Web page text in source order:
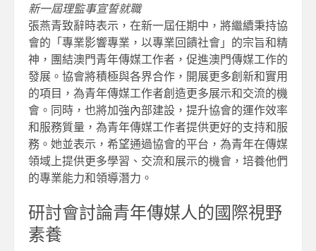
新一屆理監事宣誓就職
張燕青致辭時表示，在新一屆任期中，將繼續秉持協
會的「專業影響專業，以專業回饋社會」的宗旨和精
神，團結澳門青年傳媒工作者，促進澳門傳媒工作的
發展。協會將積極與各界合作，開展更多創新和實用
的項目，為青年傳媒工作者創造更多展示和交流的機
會。同時，也將加強內部建設，提升協會的運作效率
和服務質量，為青年傳媒工作者提供更好的支持和服
務。她並表示，希望通過協會的平台，為青年在傳媒
領域上提供更多學習、交流和展示的機會，培養他們
的專業能力和領導潛力。
研討會討論青年傳媒人的國際視野
素養